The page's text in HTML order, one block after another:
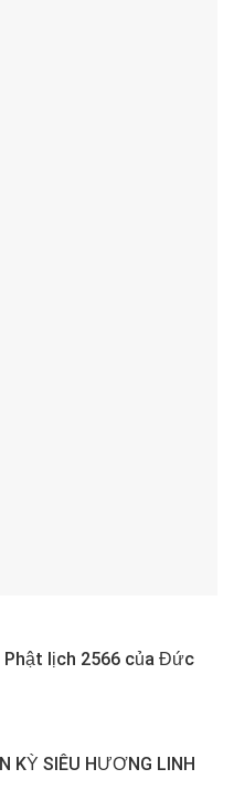
lịch 2566 của Đức
KỲ SIÊU HƯƠNG LINH